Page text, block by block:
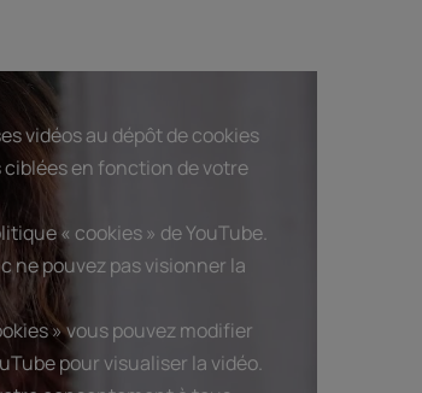
vidéos au dépôt de cookies
en fonction de votre
« cookies » de YouTube.
ne pouvez pas visionner la
» vous pouvez modifier
pour visualiser la vidéo.